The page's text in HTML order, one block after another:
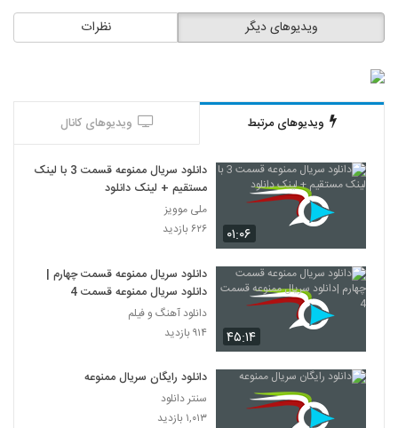
نظرات ویدیوهای دیگر
ویدیوهای مرتبط ویدیوهای کانال
۰۱:۰۶
دانلود سریال ممنوعه قسمت 3 با لینک
مستقیم + لینک دانلود
ملی موویز
۶۲۶ بازدید
۴۵:۱۴
دانلود سریال ممنوعه قسمت چهارم |
دانلود سریال ممنوعه قسمت 4
دانلود آهنگ و فیلم
۹۱۴ بازدید
دانلود رایگان سریال ممنوعه
سنتر دانلود
۱,۰۱۳ بازدید